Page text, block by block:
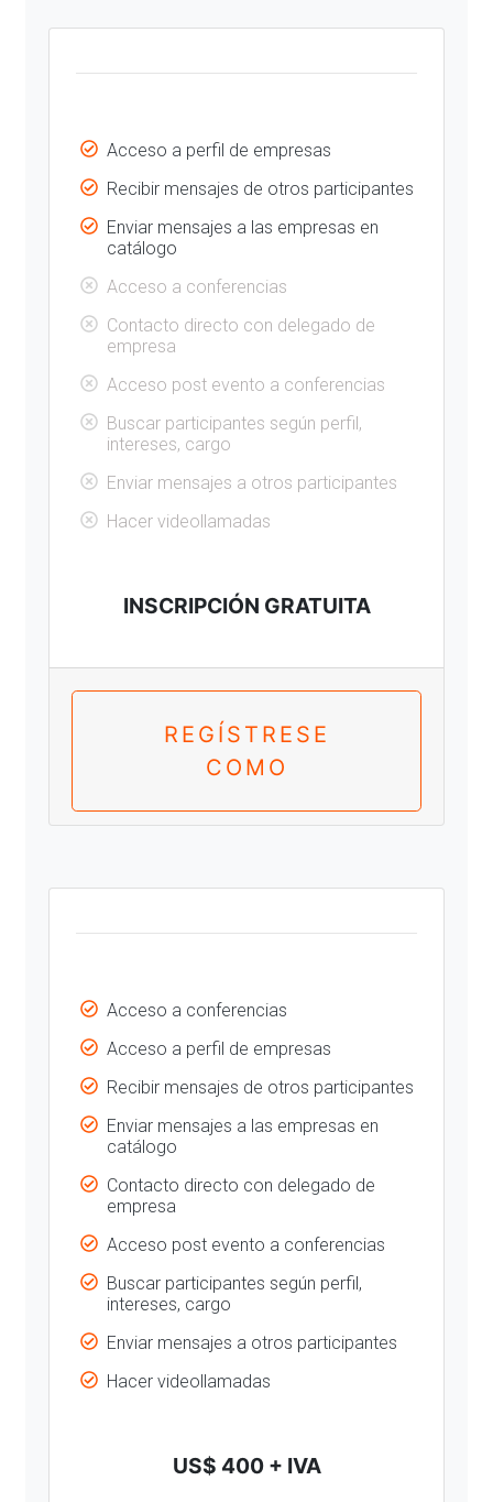
Acceso a perfil de empresas
Recibir mensajes de otros participantes
Enviar mensajes a las empresas en
catálogo
Acceso a conferencias
Contacto directo con delegado de
empresa
Acceso post evento a conferencias
Buscar participantes según perfil,
intereses, cargo
Enviar mensajes a otros participantes
Hacer videollamadas
INSCRIPCIÓN GRATUITA
REGÍSTRESE
COMO
Acceso a conferencias
Acceso a perfil de empresas
Recibir mensajes de otros participantes
Enviar mensajes a las empresas en
catálogo
Contacto directo con delegado de
empresa
Acceso post evento a conferencias
Buscar participantes según perfil,
intereses, cargo
Enviar mensajes a otros participantes
Hacer videollamadas
US$ 400 + IVA